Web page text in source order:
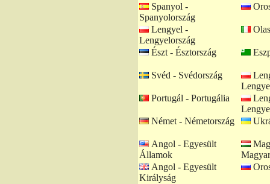
Spanyol -
Spanyolország
Lengyel -
Lengyelország
Észt - Észtország
Svéd - Svédország
Portugál - Portugália
Német - Németország
Angol - Egyesült
Államok
Angol - Egyesült
Királyság